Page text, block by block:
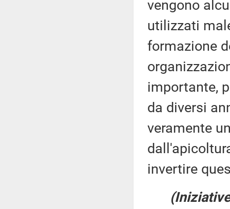
vengono
utilizzati
formazione
importante,
da diversi
veramente
invertire